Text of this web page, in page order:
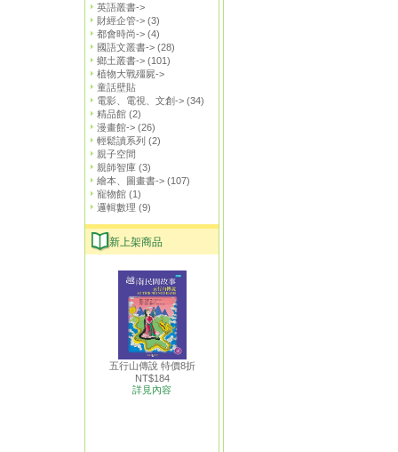
英語叢書->
財經企管-> (3)
都會時尚-> (4)
國語文叢書-> (28)
鄉土叢書-> (101)
植物大戰殭屍->
童話壁貼
電影、電視、文創-> (34)
精品館 (2)
漫畫館-> (26)
輕鬆讀系列 (2)
親子空間
親師智庫 (3)
繪本、圖畫書-> (107)
寵物館 (1)
邏輯數理 (9)
新上架商品
五行山傳說 特價8折
NT$184
詳見內容